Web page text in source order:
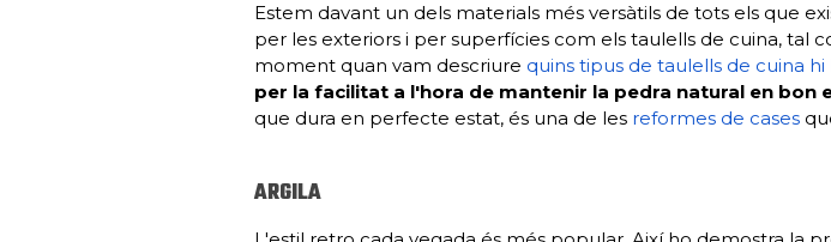
Estem davant un dels materials més versàtils de tots els que
per les exteriors i per superfícies com els taulells de cuina, tal
moment quan vam descriure quins tipus de taulells de cuina hi
per la facilitat a l'hora de mantenir la pedra natural en bon
que dura en perfecte estat, és una de les reformes de cases
ARGILA